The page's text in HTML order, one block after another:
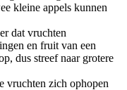
kleine appels kunnen
dat vruchten
en fruit van een
dus streef naar grotere
vruchten zich ophopen